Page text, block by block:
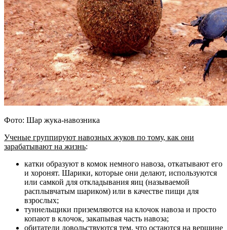
Фото: Шар жука-навозника
Ученые группируют навозных жуков по тому, как они
зарабатывают на жизнь:
катки образуют в комок немного навоза, откатывают его
и хоронят. Шарики, которые они делают, используются
или самкой для откладывания яиц (называемой
расплывчатым шариком) или в качестве пищи для
взрослых;
туннельщики приземляются на клочок навоза и просто
копают в клочок, закапывая часть навоза;
обитатели довольствуются тем, что остаются на вершине